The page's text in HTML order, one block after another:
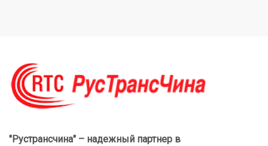
"Рустрансчина" – надежный партнер в